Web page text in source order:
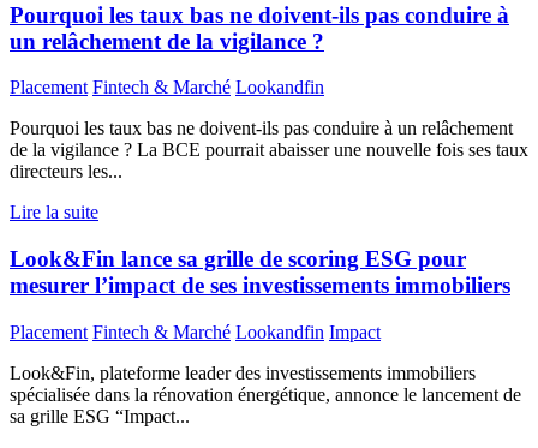
Pourquoi les taux bas ne doivent-ils pas conduire à
un relâchement de la vigilance ?
Placement Fintech & Marché Lookandfin
Pourquoi les taux bas ne doivent-ils pas conduire à un relâchement
de la vigilance ? La BCE pourrait abaisser une nouvelle fois ses taux
directeurs les...
Lire la suite
Look&Fin lance sa grille de scoring ESG pour
mesurer l’impact de ses investissements immobiliers
Placement Fintech & Marché Lookandfin Impact
Look&Fin, plateforme leader des investissements immobiliers
spécialisée dans la rénovation énergétique, annonce le lancement de
sa grille ESG “Impact...